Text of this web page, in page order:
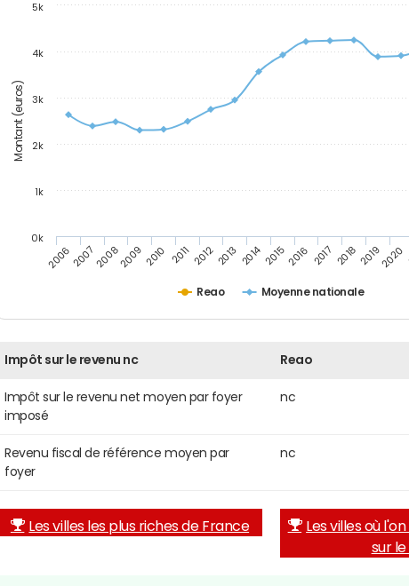
Montant (euros)
Reao Moyenne nationale
20062007200820092010 2011 20122013 201420152016 2017 201820192020
0k
1k
2k
3k
4k
5k
Impôt sur le revenu nc Reao
Impôt sur le revenu net moyen par foyer
imposé
nc
Revenu fiscal de référence moyen par
foyer
nc
Les villes les plus riches de France
Les villes où
sur